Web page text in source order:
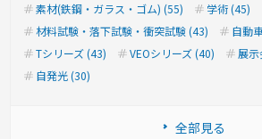
素材(鉄鋼・ガラス・ゴム) (55)
学術 (45)
材料試験・落下試験・衝突試験 (43)
自動
Tシリーズ (43)
VEOシリーズ (40)
展
自発光 (30)
全部見る